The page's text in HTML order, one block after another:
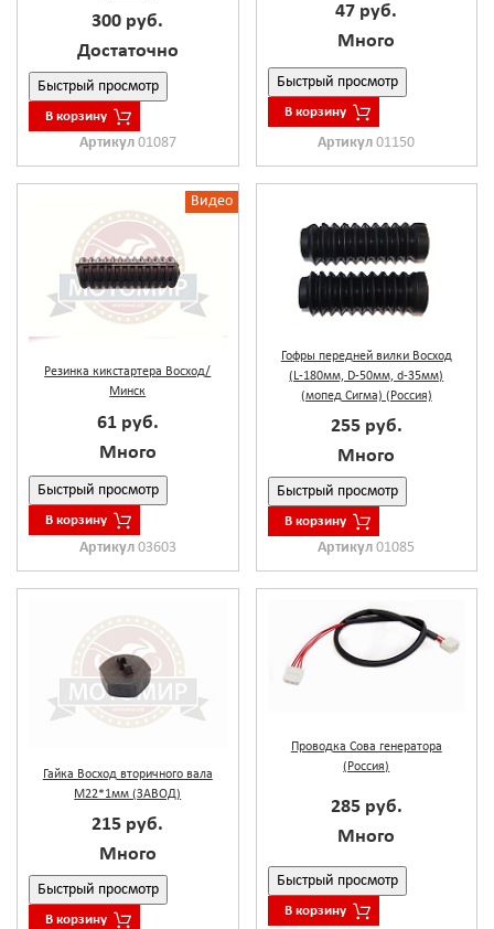
300 руб.
Достаточно
Быстрый просмотр
В корзину
Артикул 01087
47 руб.
Много
Быстрый просмотр
В корзину
Артикул01150
Видео
Резинка кикстартера Восход/
Минск
61 руб.
Много
Быстрый просмотр
В корзину
Артикул 03603
Гофры передней вилки Восход
(L-180мм, D-50мм, d-35мм)
(мопед Сигма) (Россия)
255 руб.
Много
Быстрый просмотр
В корзину
Артикул01085
Гайка Восход вторичного вала
М22*1мм (ЗАВОД)
215 руб.
Много
Быстрый просмотр
В корзину
Проводка Сова генератора
(Россия)
285 руб.
Много
Быстрый просмотр
В корзину